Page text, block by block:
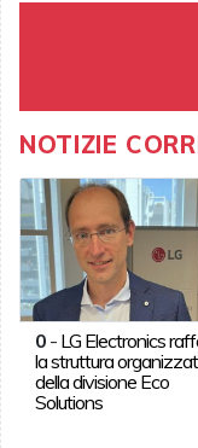
NOTIZIE
0- LG Electronics
la struttura
della divisione Eco
Solutions